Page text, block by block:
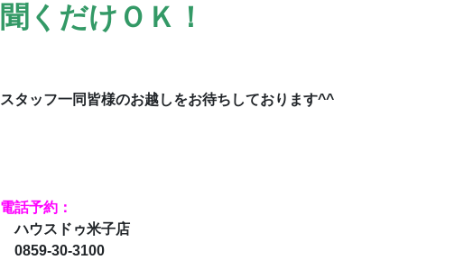
聞くだけＯＫ！
スタッフ一同 皆様のお越しをお待ちしております^^
電話予約：
ハウスドゥ米子店
0859-30-3100